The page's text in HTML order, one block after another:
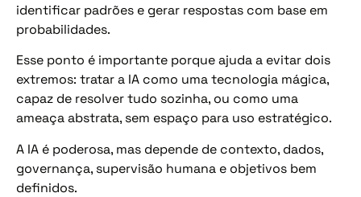
identificar padrões e gerar respostas com base em
probabilidades.
Esse ponto é importante porque ajuda a evitar dois
extremos: tratar a IA como uma tecnologia mágica,
capaz de resolver tudo sozinha, ou como uma
ameaça abstrata, sem espaço para uso estratégico.
A IA é poderosa, mas depende de contexto, dados,
governança, supervisão humana e objetivos bem
definidos.